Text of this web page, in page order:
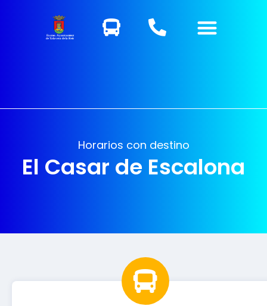
Excmo. Ayuntamiento
de Talavera de la Reina
Horarios con destino
El Casar de Escalona